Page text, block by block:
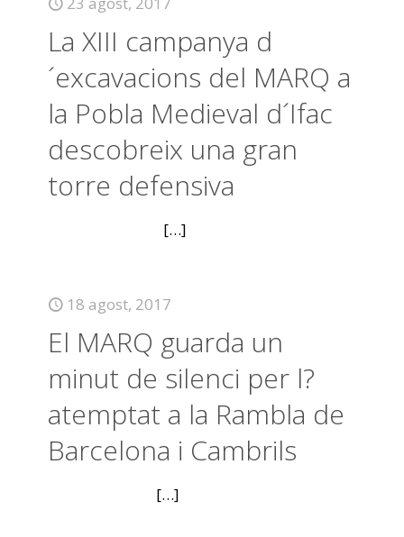
La XIII campanya d
´excavacions del MARQ a
la Pobla Medieval d´Ifac
descobreix una gran
torre defensiva
[…]
18 agost, 2017
El MARQ guarda un
minut de silenci per l?
atemptat a la Rambla de
Barcelona i Cambrils
[…]